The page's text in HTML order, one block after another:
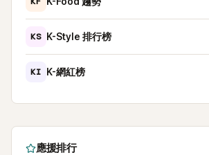
KS K-Style 排行榜
KI K-網紅榜
應援排行